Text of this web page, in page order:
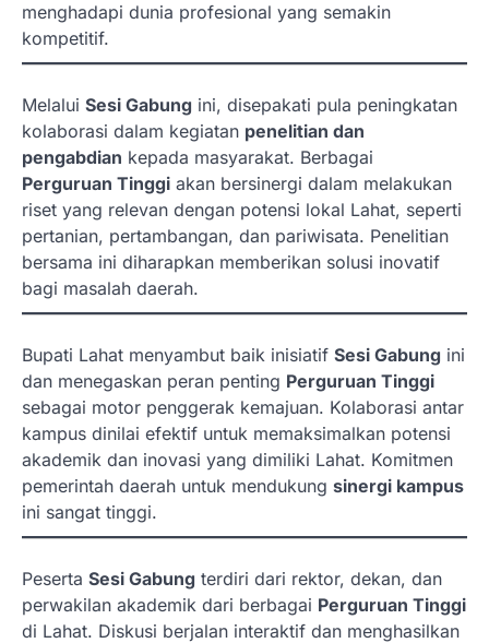
menghadapi dunia profesional yang semakin
kompetitif.
Melalui Sesi Gabung ini, disepakati pula peningkatan
kolaborasi dalam kegiatan penelitian dan
pengabdian kepada masyarakat. Berbagai
Perguruan Tinggi akan bersinergi dalam melakukan
riset yang relevan dengan potensi lokal Lahat, seperti
pertanian, pertambangan, dan pariwisata. Penelitian
bersama ini diharapkan memberikan solusi inovatif
bagi masalah daerah.
Bupati Lahat menyambut baik inisiatif Sesi Gabung ini
dan menegaskan peran penting Perguruan Tinggi
sebagai motor penggerak kemajuan. Kolaborasi antar
kampus dinilai efektif untuk memaksimalkan potensi
akademik dan inovasi yang dimiliki Lahat. Komitmen
pemerintah daerah untuk mendukung sinergi kampus
ini sangat tinggi.
Peserta Sesi Gabung terdiri dari rektor, dekan, dan
perwakilan akademik dari berbagai Perguruan Tinggi
di Lahat. Diskusi berjalan interaktif dan menghasilkan